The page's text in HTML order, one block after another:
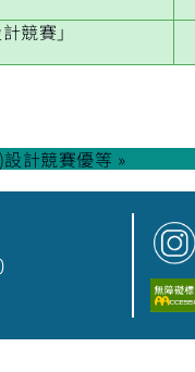
競賽」
計競賽優等 »